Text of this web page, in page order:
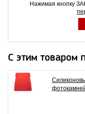
Нажимая кнопку
С этим товаром